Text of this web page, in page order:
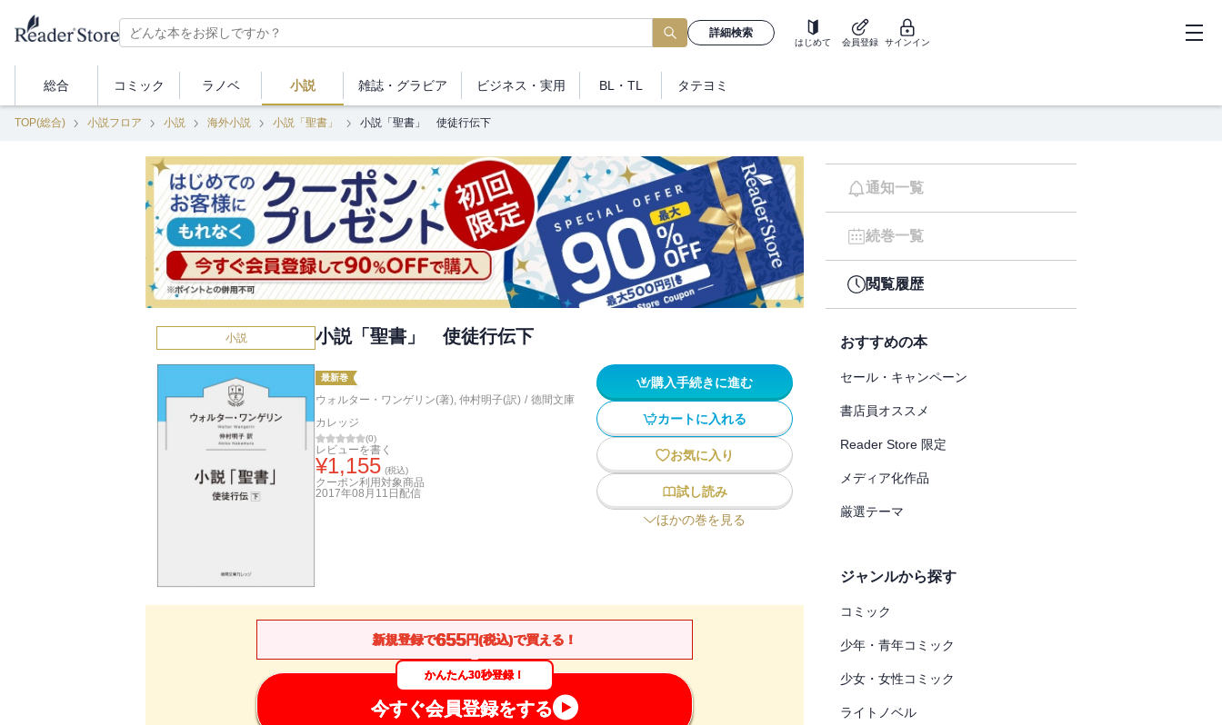
詳細検索
はじめて 会員登録 サインイン
総合 コミック ラノベ 小説 雑誌・ グラビア ビジネス ・実用 BL・TL タテヨミ
TOP(総合) 小説フロア 小説 海外小説 小説「聖書」 小説「聖書」 使徒行伝下
小説 小説「聖書」 使徒行伝下
最新巻
ウォルター・ワンゲリン(著), 仲村明子(訳) / 徳間文庫
カレッジ
(0)
レビューを書く
¥1,155 (税込)
クーポン利用対象商品
2017年08月11日 配信
購入手続きに進む
カートに入れる
お気に入り
試し読み
ほかの巻を見る
新規登録で655円(税込)で買える！
かんたん30秒登録！
今すぐ会員登録をする
通知一覧
続巻一覧
閲覧履歴
おすすめの本
セール・キャンペーン
書店員オススメ
Reader Store 限定
メディア化作品
厳選テーマ
ジャンルから探す
コミック
少年・青年コミック
少女・女性コミック
ライトノベル